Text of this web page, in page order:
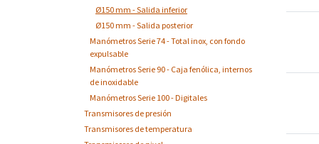
Ø150 mm - Salida inferior
Ø150 mm - Salida posterior
Manómetros Serie 74 - Total inox, con fondo
expulsable
Manómetros Serie 90 - Caja fenólica, internos
de inoxidable
Manómetros Serie 100 - Digitales
Transmisores de presión
Transmisores de temperatura